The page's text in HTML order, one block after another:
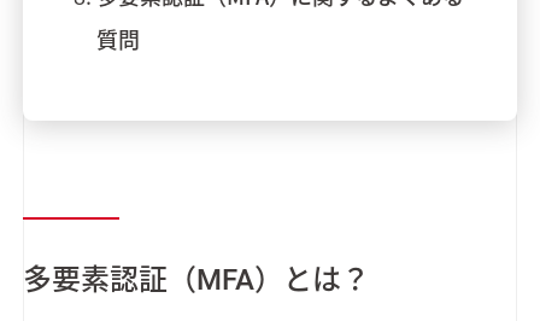
質問
多要素認証（MFA）とは？